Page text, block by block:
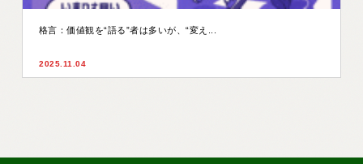
格言：価値観を“語る”者は多いが、“変え...
2025.11.04